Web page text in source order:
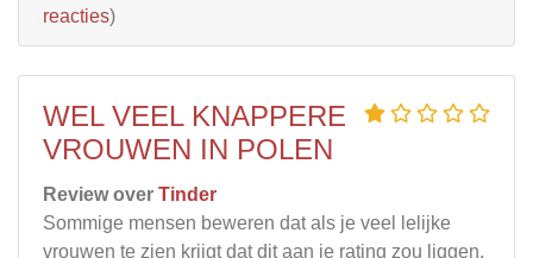
reacties)
WEL VEEL KNAPPERE
VROUWEN IN POLEN
Review over Tinder
Sommige mensen beweren dat als je veel lelijke
vrouwen te zien krijgt dat dit aan je rating zou liggen.